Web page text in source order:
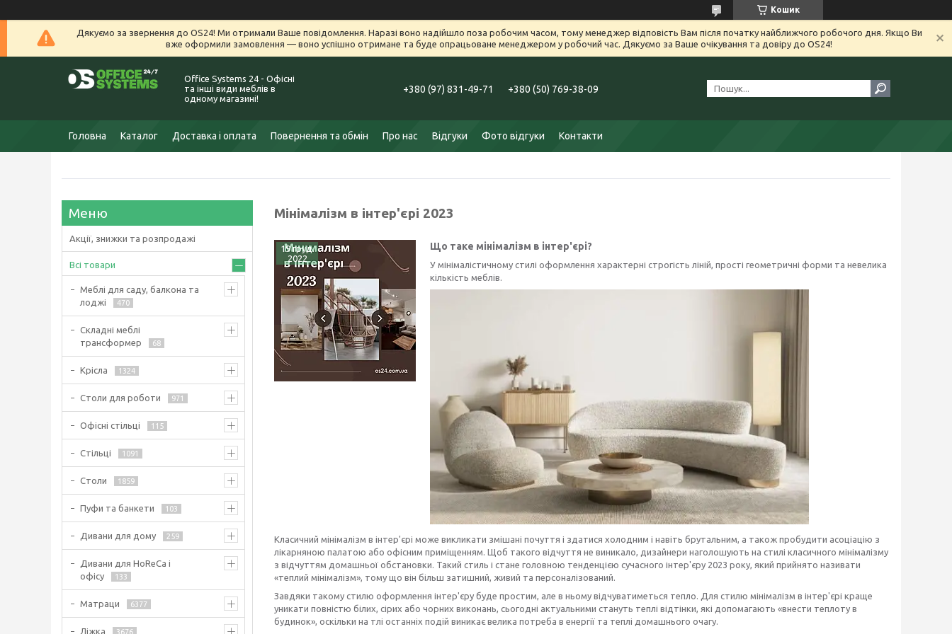
Кошик
Дякуємо за звернення до OS24! Ми отримали Ваше повідомлення. Наразі воно надійшло поза робочим часом, тому менеджер відповість Вам після початку найближчого робочого дня. Якщо Ви
вже оформили замовлення — воно успішно отримане та буде опрацьоване менеджером у робочий час. Дякуємо за Ваше очікування та довіру до OS24!
Office Systems 24 - Офісні
та інші види меблів в
одному магазині!
+380 (97) 831-49-71 +380 (50) 769-38-09
Головна Каталог Доставка і оплата Повернення та обмін Про нас Відгуки Фото відгуки Контакти
Мінімалізм в інтер'єрі 2023
19 груд.
2022
Що таке мінімалізм в інтер'єрі?
У мінімалістичному стилі оформлення характерні строгість ліній, прості геометричні форми та невелика
кількість меблів.
Класичний мінімалізм в інтер'єрі може викликати змішані почуття і здатися холодним і навіть брутальним, а також пробудити асоціацію з
лікарняною палатою або офісним приміщенням. Щоб такого відчуття не виникало, дизайнери наголошують на стилі класичного мінімалізму
з відчуттям домашньої обстановки. Такий стиль і стане головною тенденцією сучасного інтер'єру 2023 року, який прийнято називати
«теплий мінімалізм», тому що він більш затишний, живий та персоналізований.
Завдяки такому стилю оформлення інтер'єру буде простим, але в ньому відчуватиметься тепло. Для стилю мінімалізм в інтер'єрі краще
уникати повністю білих, сірих або чорних виконань, сьогодні актуальними стануть теплі відтінки, які допомагають «внести теплоту в
будинок», оскільки на тлі останніх подій виникає велика потреба в енергії та теплі домашнього очагу.
Акції, знижки та розпродажі
Всі товари
Меблі для саду, балкона та
лоджі
470
Складні меблі
трансформер
68
Крісла 1324
Столи для роботи 971
Офісні стільці 115
Стільці 1091
Столи 1859
Пуфи та банкети 103
Дивани для дому 259
Дивани для HoReCa і
офісу
133
Матраци 6377
Ліжка 3676